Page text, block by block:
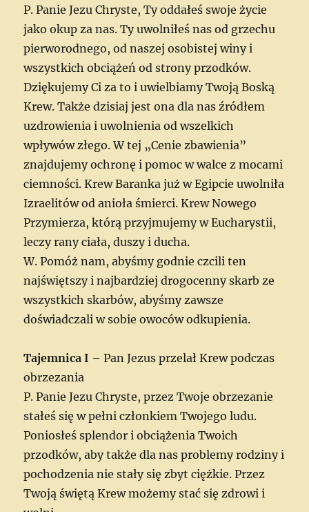
P. Panie Jezu Chryste, Ty oddałeś swoje życie
jako okup za nas. Ty uwolniłeś nas od grzechu
pierworodnego, od naszej osobistej winy i
wszystkich obciążeń od strony przodków.
Dziękujemy Ci za to i uwielbiamy Twoją Boską
Krew. Także dzisiaj jest ona dla nas źródłem
uzdrowienia i uwolnienia od wszelkich
wpływów złego. W tej „Cenie zbawienia”
znajdujemy ochronę i pomoc w walce z mocami
ciemności. Krew Baranka już w Egipcie uwolniła
Izraelitów od anioła śmierci. Krew Nowego
Przymierza, którą przyjmujemy w Eucharystii,
leczy rany ciała, duszy i ducha.
W. Pomóż nam, abyśmy godnie czcili ten
najświętszy i najbardziej drogocenny skarb ze
wszystkich skarbów, abyśmy zawsze
doświadczali w sobie owoców odkupienia.
Tajemnica I –Pan Jezus przelał Krew podczas
obrzezania
P. Panie Jezu Chryste, przez Twoje obrzezanie
stałeś się w pełni członkiem Twojego ludu.
Poniosłeś splendor i obciążenia Twoich
przodków, aby także dla nas problemy rodziny i
pochodzenia nie stały się zbyt ciężkie. Przez
Twoją świętą Krew możemy stać się zdrowi i